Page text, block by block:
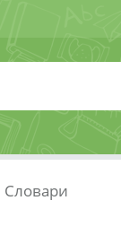
Словари